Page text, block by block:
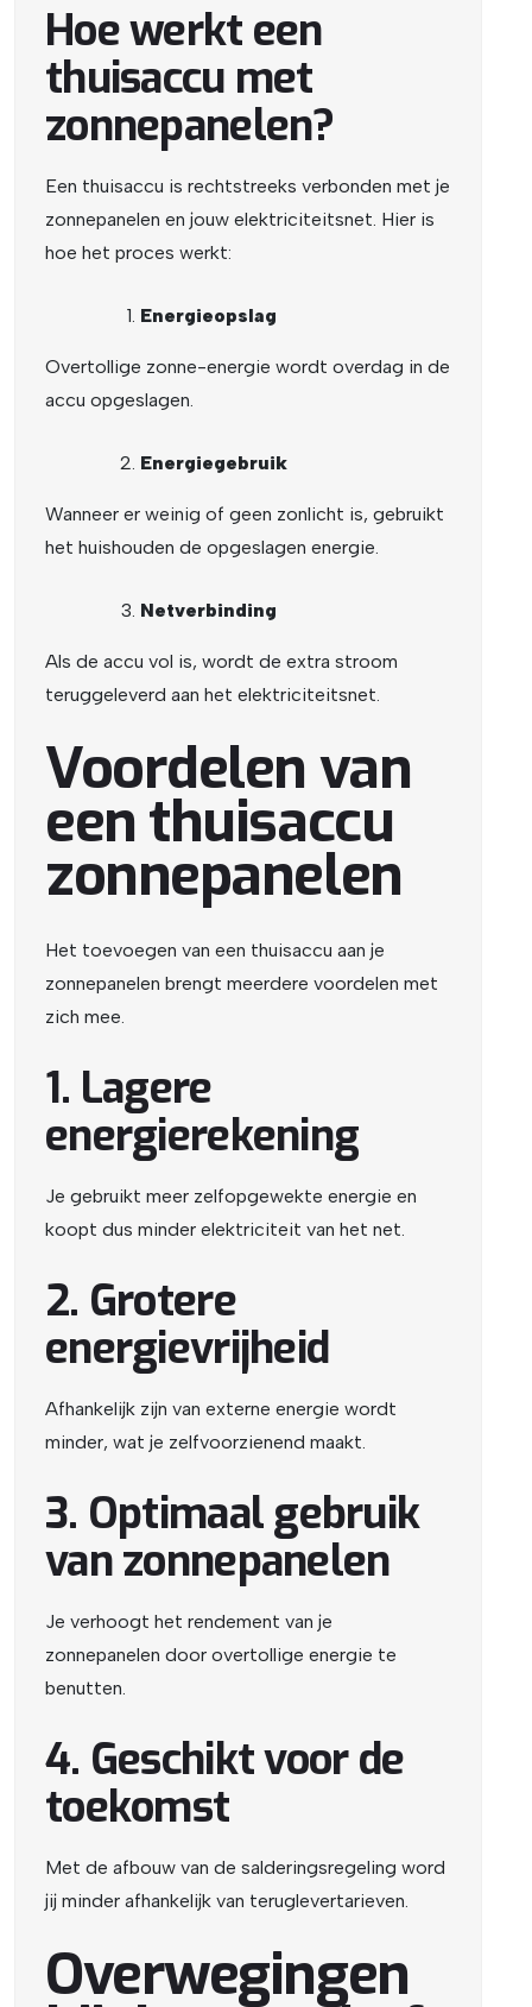
Hoe werkt een
thuisaccu met
zonnepanelen?
Een thuisaccu is rechtstreeks verbonden met je
zonnepanelen en jouw elektriciteitsnet. Hier is
hoe het proces werkt:
Energieopslag
Overtollige zonne-energie wordt overdag in de
accu opgeslagen.
Energiegebruik
Wanneer er weinig of geen zonlicht is, gebruikt
het huishouden de opgeslagen energie.
Netverbinding
Als de accu vol is, wordt de extra stroom
teruggeleverd aan het elektriciteitsnet.
Voordelen van
een thuisaccu
zonnepanelen
Het toevoegen van een thuisaccu aan je
zonnepanelen brengt meerdere voordelen met
zich mee.
1. Lagere
energierekening
Je gebruikt meer zelfopgewekte energie en
koopt dus minder elektriciteit van het net.
2. Grotere
energievrijheid
Afhankelijk zijn van externe energie wordt
minder, wat je zelfvoorzienend maakt.
3. Optimaal gebruik
van zonnepanelen
Je verhoogt het rendement van je
zonnepanelen door overtollige energie te
benutten.
4. Geschikt voor de
toekomst
Met de afbouw van de salderingsregeling word
jij minder afhankelijk van teruglevertarieven.
Overwegingen